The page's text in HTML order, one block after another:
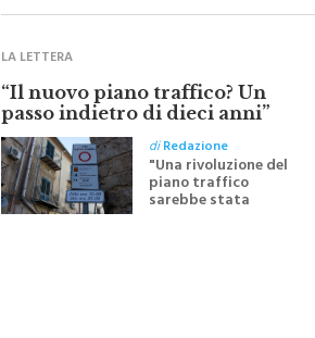
all'indomani della
“Il nuovo piano traffico? Un
passo indietro di dieci anni”
diRedazione
"Una rivoluzione del
piano traffico
sarebbe stata